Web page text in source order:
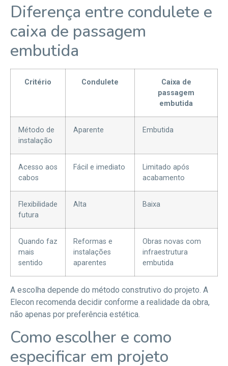
Diferença entre condulete e
caixa de passagem
embutida
Critério Condulete
Caixa de
passagem
embutida
Método de
instalação
Aparente Embutida
Acesso aos
cabos
Fácil e imediato
Limitado após
acabamento
Flexibilidade
futura
Alta Baixa
Quando faz
mais
sentido
Reformas e
instalações
aparentes
Obras novas com
infraestrutura
embutida
A escolha depende do método construtivo do projeto. A
Elecon recomenda decidir conforme a realidade da obra,
não apenas por preferência estética.
Como escolher e como
especificar em projeto